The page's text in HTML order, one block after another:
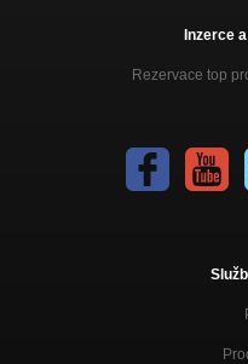
Inzerce
Rezervace top